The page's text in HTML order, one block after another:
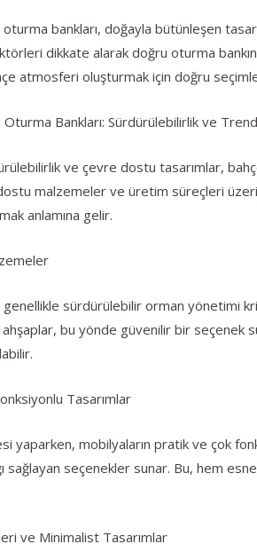
bankları, doğayla bütünleşen
dikkate alarak doğru oturma
atmosferi oluşturmak için doğru
Oturma Bankları: Sürdürülebilirlik ve
ve çevre dostu tasarımlar,
malzemeler ve üretim süreçleri
anlamına gelir.
sürdürülebilir orman yönetimi
ahşaplar, bu yönde güvenilir bir seçenek
Tasarımlar
yaparken, mobilyaların pratik ve çok
sağlayan seçenekler sunar. Bu, hem
ve Minimalist Tasarımlar